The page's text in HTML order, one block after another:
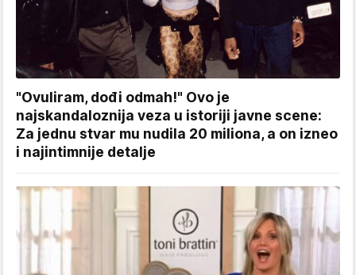
"Ovuliram, dođi odmah!" Ovo je
najskandaloznija veza u istoriji javne scene:
Za jednu stvar mu nudila 20 miliona, a on izneo
i najintimnije detalje